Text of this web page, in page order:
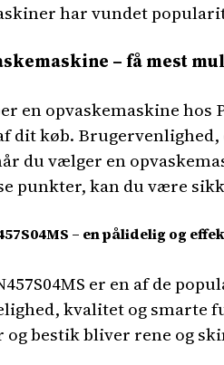
har vundet
– få mest
en opvaskemaskine
dit køb.
du vælger en
punkter, kan du være
– en pålidelig og
er en af de
kvalitet og smarte
bestik bliver rene og